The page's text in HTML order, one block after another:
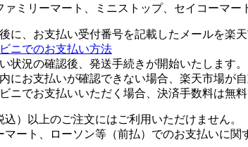
ァミリーマート、ミニストップ、セイコーマー
に、お支払い受付番号を記載したメールを楽
ニでのお支払い方法
状況の確認後、発送手続きが開始いたします
にお支払いが確認できない場合、楽天市場が
ニでお支払いいただく場合、決済手数料は無料
）以上のご注文にはご利用いただけません。
ート、ローソン等（前払）でのお支払いに関